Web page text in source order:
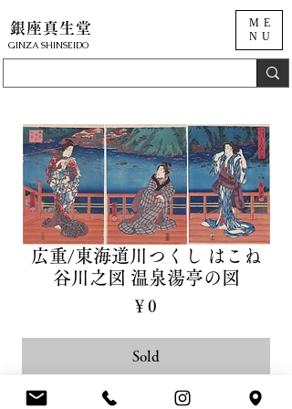
ME
NU
銀座真生堂
​GINZA SHINSEIDO
広重/東海道川つくし はこね
谷川之図 温泉湯亭の図
￥0価
Sold